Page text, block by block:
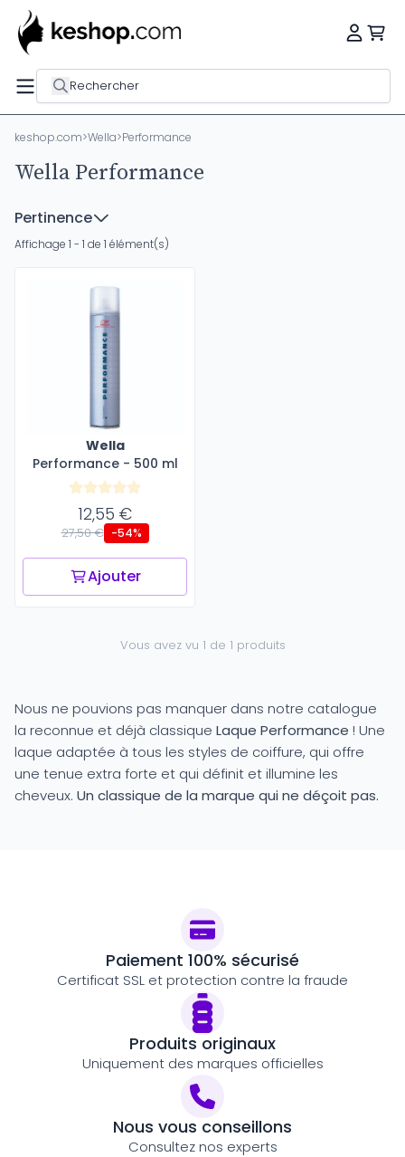
Rechercher
keshop.com>Wella>Performance
Wella Performance
Pertinence
Affichage 1 - 1 de 1 élément(s)
Wella
Performance - 500 ml
12,55 €
27,50 € -54%
Ajouter
Vous avez vu 1 de 1 produits
Nous ne pouvions pas manquer dans notre catalogue
la reconnue et déjà classique Laque Performance ! Une
laque adaptée à tous les styles de coiffure, qui offre
une tenue extra forte et qui définit et illumine les
cheveux. Un classique de la marque qui ne déçoit pas.
Paiement 100% sécurisé
Certificat SSL et protection contre la fraude
Produits originaux
Uniquement des marques officielles
Nous vous conseillons
Consultez nos experts